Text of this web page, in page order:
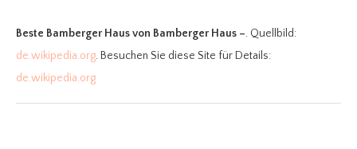
Beste Bamberger Hausvon Bamberger Haus –. Quellbild:
de.wikipedia.org. Besuchen Sie diese Site für Details:
de.wikipedia.org